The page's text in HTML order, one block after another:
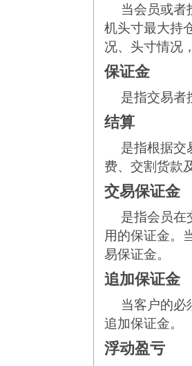
当会员或者
机头寸最大持
况、头寸情况
保证金
是指交易者
结算
是指根据交
费、交割货款
交易保证金
是指会员在
用的保证金。
易保证金。
追加保证金
当客户的必
追加保证金。
浮动盈亏